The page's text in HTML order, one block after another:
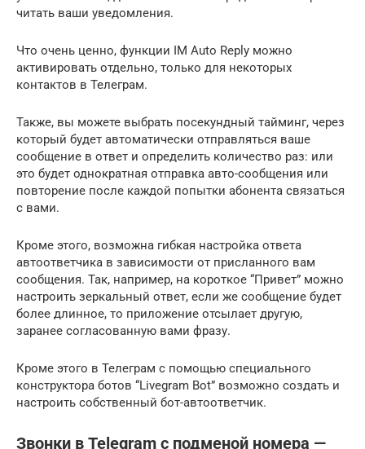
читать ваши уведомления.
Что очень ценно, функции IM Auto Reply можно
активировать отдельно, только для некоторых
контактов в Телеграм.
Также, вы можете выбрать посекундный тайминг, через
который будет автоматически отправляться ваше
сообщение в ответ и определить количество раз: или
это будет однократная отправка авто-сообщения или
повторение после каждой попытки абонента связаться
с вами.
Кроме этого, возможна гибкая настройка ответа
автоответчика в зависимости от присланного вам
сообщения. Так, например, на короткое “Привет” можно
настроить зеркальный ответ, если же сообщение будет
более длинное, то приложение отсылает другую,
заранее согласованную вами фразу.
Кроме этого в Телеграм с помощью специального
конструктора ботов “Livegram Bot” возможно создать и
настроить собственный бот-автоответчик.
Звонки в Telegram с подменой номера —